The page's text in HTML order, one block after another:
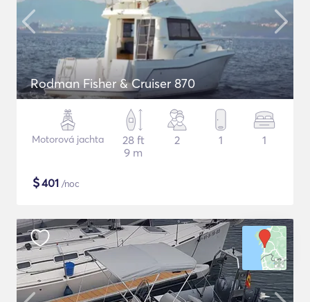
Rodman Fisher & Cruiser 870
Motorová jachta
28 ft
9 m
2 1 1
$401 /noc